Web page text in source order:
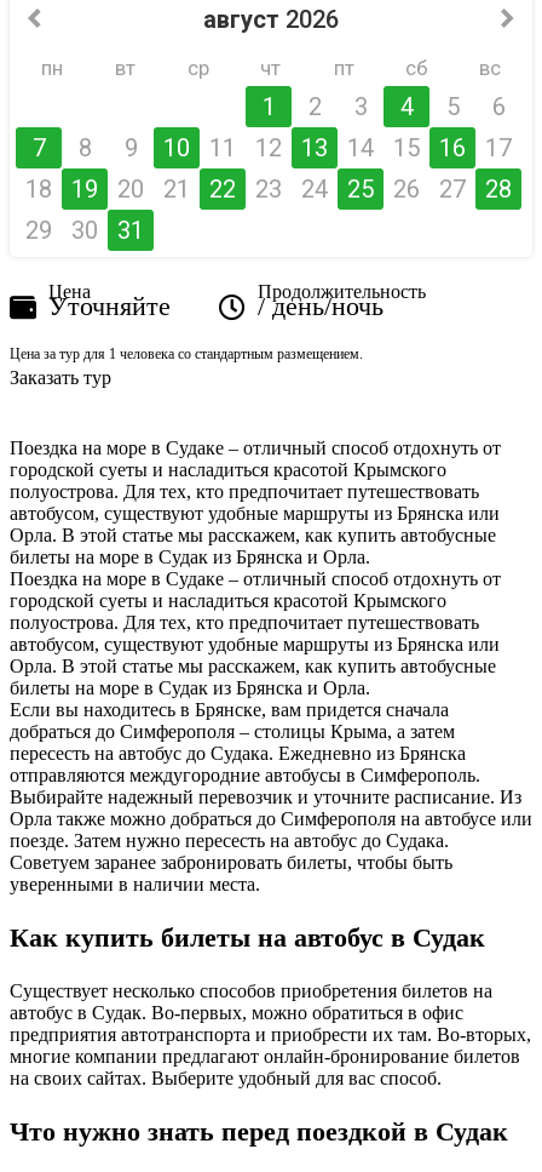
август 2026
пн вт ср чт пт сб вс
1 2 3 4 5
6
7
8 9 10 11 12 13 14 15 16
17
18
19 20 21 22 23 24 25 26 27
28
29
30 31
Цена
Уточняйте Продолжительность
/день/ночь
Цена за тур для 1 человека со стандартным размещением.
Заказать тур
Поездка на море в Судаке – отличный способ отдохнуть от
городской суеты и насладиться красотой Крымского
полуострова. Для тех, кто предпочитает путешествовать
автобусом, существуют удобные маршруты из Брянска или
Орла. В этой статье мы расскажем, как купить автобусные
билеты на море в Судак из Брянска и Орла.
Поездка на море в Судаке – отличный способ отдохнуть от
городской суеты и насладиться красотой Крымского
полуострова. Для тех, кто предпочитает путешествовать
автобусом, существуют удобные маршруты из Брянска или
Орла. В этой статье мы расскажем, как купить автобусные
билеты на море в Судак из Брянска и Орла.
Если вы находитесь в Брянске, вам придется сначала
добраться до Симферополя – столицы Крыма, а затем
пересесть на автобус до Судака. Ежедневно из Брянска
отправляются междугородние автобусы в Симферополь.
Выбирайте надежный перевозчик и уточните расписание. Из
Орла также можно добраться до Симферополя на автобусе или
поезде. Затем нужно пересесть на автобус до Судака.
Советуем заранее забронировать билеты, чтобы быть
уверенными в наличии места.
Как купить билеты на автобус в Судак
Существует несколько способов приобретения билетов на
автобус в Судак. Во-первых, можно обратиться в офис
предприятия автотранспорта и приобрести их там. Во-вторых,
многие компании предлагают онлайн-бронирование билетов
на своих сайтах. Выберите удобный для вас способ.
Что нужно знать перед поездкой в Судак